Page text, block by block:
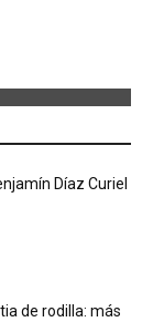
Díaz Curiel
de rodilla: más